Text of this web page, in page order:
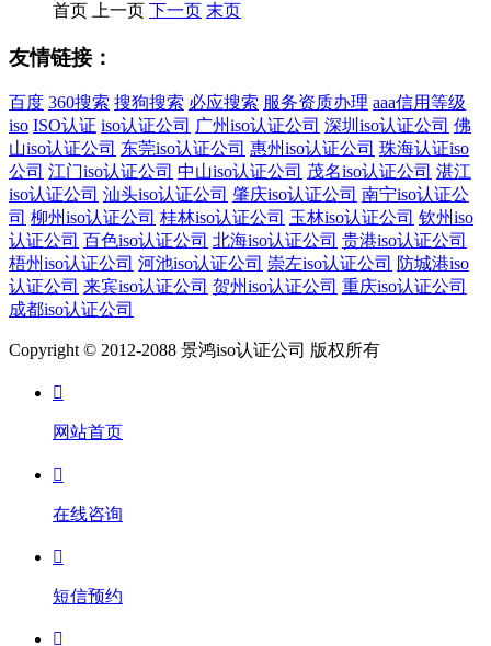
首页 上一页 下一页 末页
友情链接：
百度 360搜索 搜狗搜索 必应搜索 服务资质办理 aaa信用等级
iso ISO认证 iso认证公司 广州iso认证公司 深圳iso认证公司 佛
山iso认证公司 东莞iso认证公司 惠州iso认证公司 珠海认证iso
公司 江门iso认证公司 中山iso认证公司 茂名iso认证公司 湛江
iso认证公司 汕头iso认证公司 肇庆iso认证公司 南宁iso认证公
司 柳州iso认证公司 桂林iso认证公司 玉林iso认证公司 钦州iso
认证公司 百色iso认证公司 北海iso认证公司 贵港iso认证公司
梧州iso认证公司 河池iso认证公司 崇左iso认证公司 防城港iso
认证公司 来宾iso认证公司 贺州iso认证公司 重庆iso认证公司
成都iso认证公司
Copyright © 2012-2088 景鸿iso认证公司 版权所有

网站首页

在线咨询

短信预约
